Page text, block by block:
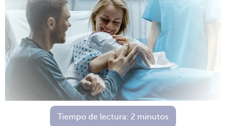
Tiempo de lectura: 2 minutos